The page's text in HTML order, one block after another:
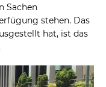
Sachen
stehen. Das
hat, ist das